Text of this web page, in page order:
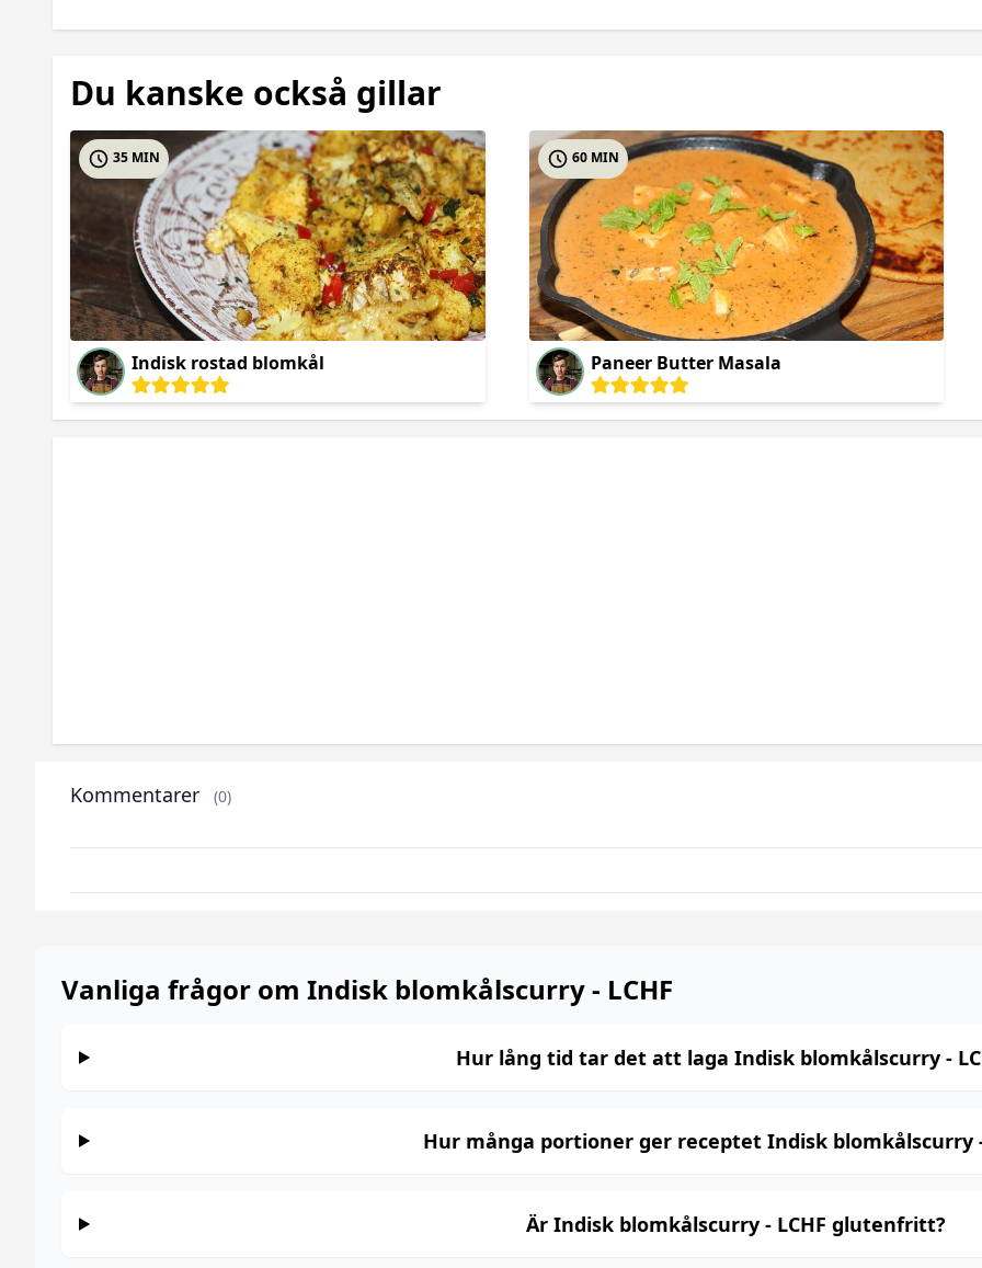
Du kanske också gillar
Indisk rostad blomkål
35 MIN
Paneer Butter Masala
60 MIN
Kommentarer (0)
Vanliga frågor om Indisk blomkålscurry - LCHF
Hur lång tid tar det att laga Indisk blomkålscurry -
Hur många portioner ger receptet Indisk blomkålscurry -
Är Indisk blomkålscurry - LCHF glutenfritt?